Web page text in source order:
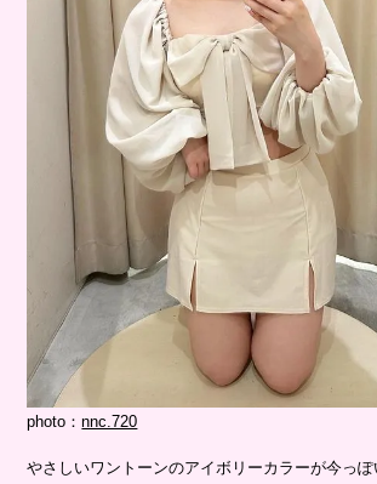
photo：nnc.720
やさしいワントーンのアイボリーカラーが今っぽ